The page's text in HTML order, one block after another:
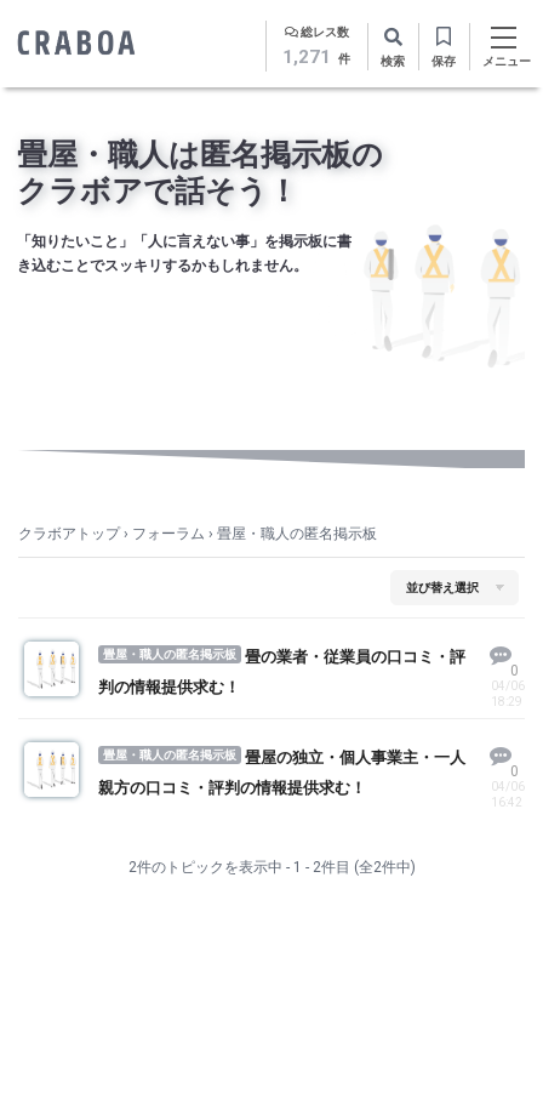
総レス数
1,271 件 検索 保存 メニュー
畳屋・職人は匿名掲示板の
クラボアで話そう！
「知りたいこと」「人に言えない事」を掲示板に書
き込むことでスッキリするかもしれません。
クラボアトップ › フォーラム › 畳屋・職人の匿名掲示板
畳屋・職人の匿名掲示板
畳の業者・従業員の口コミ・評
判の情報提供求む！
0
04/06
18:29
畳屋・職人の匿名掲示板
畳屋の独立・個人事業主・一人
親方の口コミ・評判の情報提供求む！
0
04/06
16:42
2件のトピックを表示中 - 1 - 2件目 (全2件中)